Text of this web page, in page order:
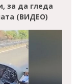
за да гледа
(ВИДЕО)